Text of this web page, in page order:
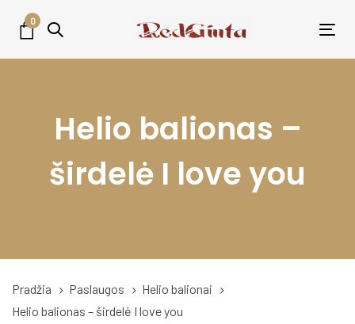
links
0
Helio balionas –
širdelė I love you
Pradžia Paslaugos
Helio balionai
Helio balionas – širdelė I love you